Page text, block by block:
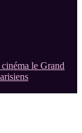
le Grand